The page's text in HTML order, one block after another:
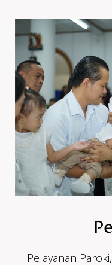
Pelayanan